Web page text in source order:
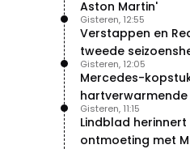
Aston Martin'
Verstappen en
tweede
Gisteren, 12:55
Mercedes-
overstap naar Red
Gisteren, 12:05
Lindblad
ontmoeting met
Gisteren, 11:15